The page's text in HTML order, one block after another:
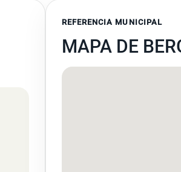
REFERENCIA MUNICIPAL
MAPA DE